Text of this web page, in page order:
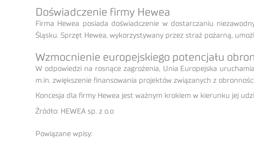
Doświadczenie firmy Hewea
Firma Hewea posiada doświadczenie w dostarczaniu
Śląsku. Sprzęt Hewea, wykorzystywany przez straż pożarną,
Wzmocnienie europejskiego potencjału
W odpowiedzi na rosnące zagrożenia, Unia Europejska
m.in. zwiększenie finansowania projektów związanych z
Koncesja dla firmy Hewea jest ważnym krokiem w kierunku jej
Źródło: HEWEA sp. z o.o
Powiązane wpisy: